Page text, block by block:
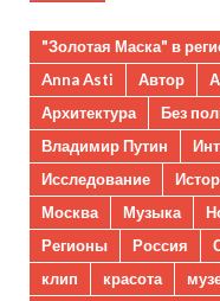
"Золотая Маска" в
Anna Asti
Автор
Архитектура
Без
Владимир Путин
Исследование
Москва
Музыка
Регионы
Россия
клип
красота